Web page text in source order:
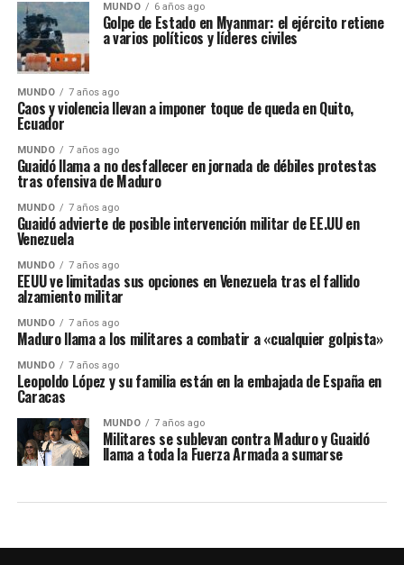
MUNDO 6 años ago
Golpe de Estado en Myanmar: el ejército retiene
a varios políticos y líderes civiles
MUNDO 7 años ago
Caos y violencia llevan a imponer toque de queda en Quito,
Ecuador
MUNDO 7 años ago
Guaidó llama a no desfallecer en jornada de débiles protestas
tras ofensiva de Maduro
MUNDO 7 años ago
Guaidó advierte de posible intervención militar de EE.UU en
Venezuela
MUNDO 7 años ago
EEUU ve limitadas sus opciones en Venezuela tras el fallido
alzamiento militar
MUNDO 7 años ago
Maduro llama a los militares a combatir a «cualquier golpista»
MUNDO 7 años ago
Leopoldo López y su familia están en la embajada de España en
Caracas
MUNDO 7 años ago
Militares se sublevan contra Maduro y Guaidó
llama a toda la Fuerza Armada a sumarse